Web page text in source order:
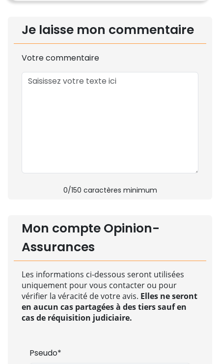
Je laisse mon commentaire
Votre commentaire
0/150 caractères minimum
Mon compte Opinion-
Assurances
Les informations ci-dessous seront utilisées
uniquement pour vous contacter ou pour
vérifier la véracité de votre avis. Elles ne seront
en aucun cas partagées à des tiers sauf en
cas de réquisition judiciaire.
Pseudo*